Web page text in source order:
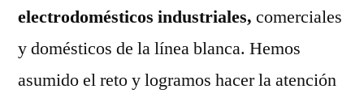
electrodomésticos industriales, comerciales
y domésticos de la línea blanca. Hemos
asumido el reto y logramos hacer la atención